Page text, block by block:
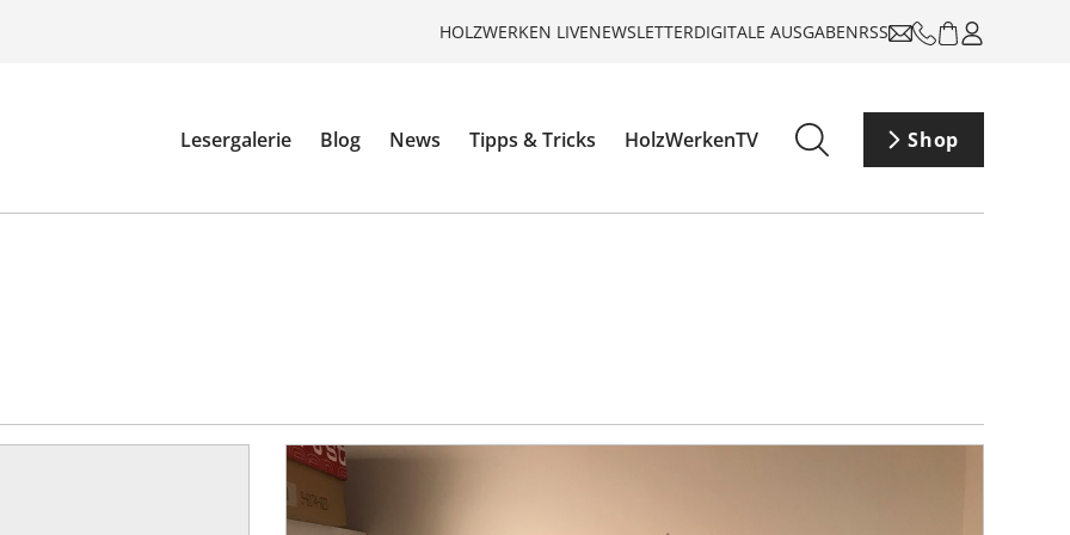
HOLZWERKEN LIVENEWSLETTERDIGITALE AUSGABENRSS
Lesergalerie Blog News Tipps & Tricks HolzWerkenTV Shop